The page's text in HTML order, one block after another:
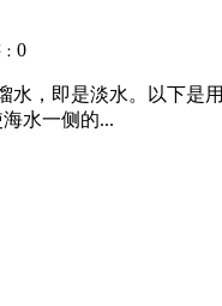
0
，即是淡水。以下
水一侧的...